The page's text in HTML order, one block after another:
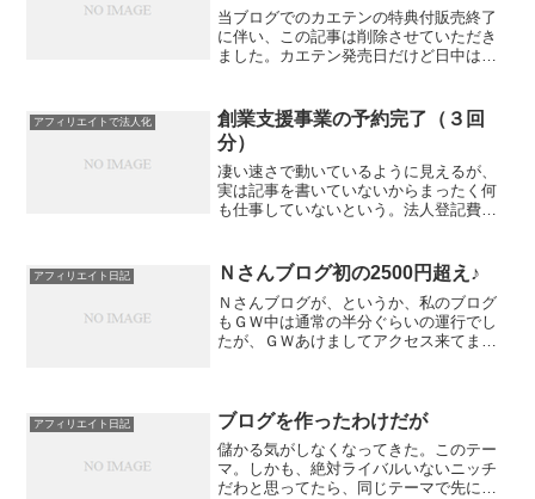
当ブログでのカエテンの特典付販売終了
に伴い、この記事は削除させていただき
ました。カエテン発売日だけど日中は私
た。さてそんなカエテン発売日ですが、
日中私が何をやっていたか...
アフィリエイトで法人化
創業支援事業の予約完了（３回
分）
凄い速さで動いているように見えるが、
実は記事を書いていないからまったく何
も仕事していないという。法人登記費用
けると、登記のときの登録免許税が半額
になるんですよね。半額っ...
アフィリエイト日記 Ｎさんブログ初の2500円超え♪
Ｎさんブログが、というか、私のブログ
もＧＷ中は通常の半分ぐらいの運行でし
たが、ＧＷあけましてアクセス来てま
のみなさ...
アフィリエイト日記 ブログを作ったわけだが
儲かる気がしなくなってきた。このテー
マ。しかも、絶対ライバルいないニッチ
だわと思ってたら、同じテーマで先にブ